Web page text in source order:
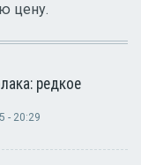
цену.
редкое
- 20:29